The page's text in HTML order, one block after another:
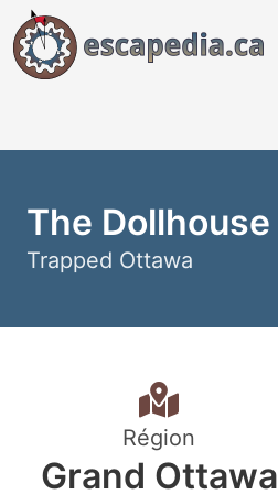
The Dollhouse
Trapped Ottawa
Région
Grand Ottawa